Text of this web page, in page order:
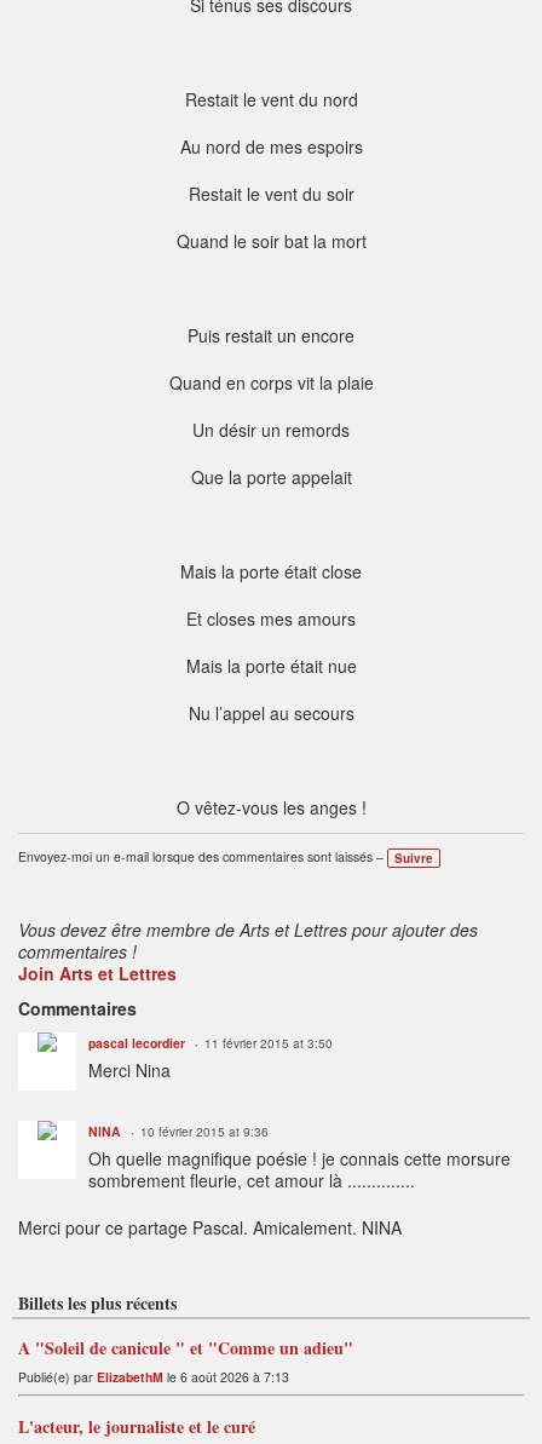
Si ténus ses discours
Restait le vent du nord
Au nord de mes espoirs
Restait le vent du soir
Quand le soir bat la mort
Puis restait un encore
Quand en corps vit la plaie
Un désir un remords
Que la porte appelait
Mais la porte était close
Et closes mes amours
Mais la porte était nue
Nu l’appel au secours
O vêtez-vous les anges !
Envoyez-moi un e-mail lorsque des commentaires sont laissés – Suivre
Vous devez être membre de Arts et Lettres pour ajouter des
commentaires !
Join Arts et Lettres
Commentaires
pascal lecordier 11 février 2015 at 3:50
Merci Nina
NINA 10 février 2015 at 9:36
Oh quelle magnifique poésie ! je connais cette morsure
sombrement fleurie, cet amour là ..............
Merci pour ce partage Pascal. Amicalement. NINA
Billets les plus récents
A "Soleil de canicule " et "Comme un adieu"
Publié(e) par ElizabethM le 6 août 2026 à 7:13
L'acteur, le journaliste et le curé